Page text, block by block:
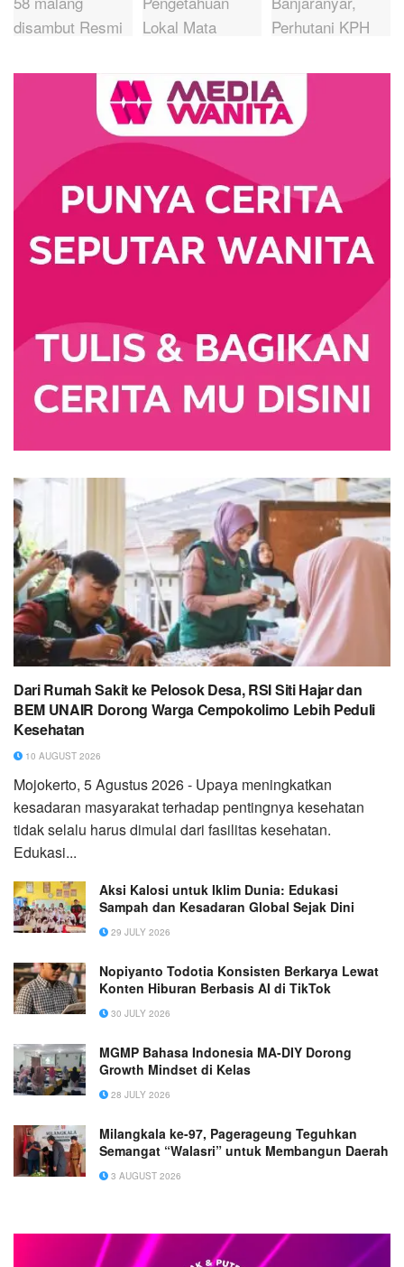
Dari Rumah Sakit ke Pelosok Desa, RSI Siti Hajar dan
BEM UNAIR Dorong Warga Cempokolimo Lebih Peduli
Kesehatan
10 AUGUST 2026
Mojokerto, 5 Agustus 2026 - Upaya meningkatkan
kesadaran masyarakat terhadap pentingnya kesehatan
tidak selalu harus dimulai dari fasilitas kesehatan.
Edukasi...
Aksi Kalosi untuk Iklim Dunia: Edukasi
Sampah dan Kesadaran Global Sejak Dini
29 JULY 2026
Nopiyanto Todotia Konsisten Berkarya Lewat
Konten Hiburan Berbasis AI di TikTok
30 JULY 2026
MGMP Bahasa Indonesia MA-DIY Dorong
Growth Mindset di Kelas
28 JULY 2026
Milangkala ke-97, Pagerageung Teguhkan
Semangat “Walasri” untuk Membangun Daerah
3 AUGUST 2026